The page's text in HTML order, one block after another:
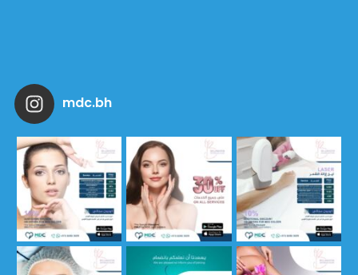
mdc.bh
‏‎ خصومات خاصة طوال العام
‏‎ خصومات خاصة طوال العام
ان نعلمكم بانضمام م